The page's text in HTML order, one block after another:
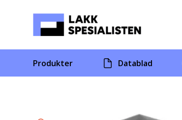
Produkter Datablad